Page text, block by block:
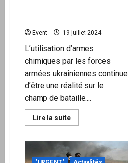
l’Australie
en
d’alerte
Event 19 juillet 2024
L’utilisation d’armes
chimiques par les forces
armées ukrainiennes continue
d’être une réalité sur le
champ de bataille....
Lire la suiteEn
savoir
troupes
russes